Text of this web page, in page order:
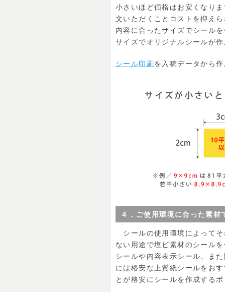
小さいほど価格はお安くなり
文いただくことコストを抑え
内容に合ったサイズでシール
サイズでオリジナルシールが
シール印刷 を入稿データから
４．ご使用環境に合った素
シールの使用環境によってそ
ない用途で塩ビ素材のシール
シールや内容表示シール、ま
には格安な上質紙シールをお
とが格安にシールを作成する